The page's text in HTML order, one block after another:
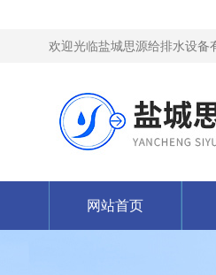
欢迎光临盐城思源给排水设备
网站首页